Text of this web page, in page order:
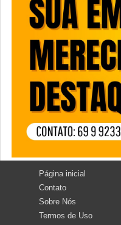
Página inicial
Contato
Sobre Nós
Termos de Uso